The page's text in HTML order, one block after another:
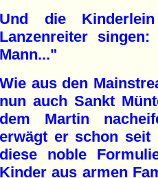
Und die
Lanzenreiter
Mann..."
Wie aus den
nun auch Sankt
dem Martin
erwägt er schon seit
diese noble
Kinder aus armen